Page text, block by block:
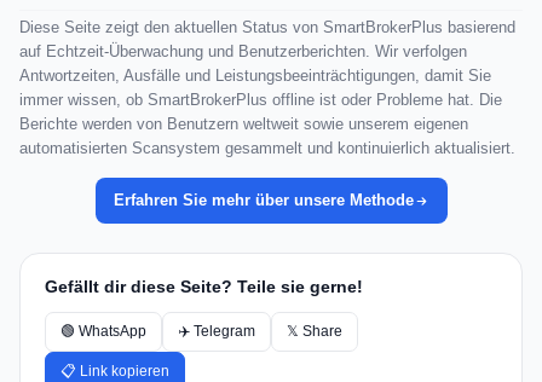
Diese Seite zeigt den aktuellen Status von SmartBrokerPlus basierend
auf Echtzeit-Überwachung und Benutzerberichten. Wir verfolgen
Antwortzeiten, Ausfälle und Leistungsbeeinträchtigungen, damit Sie
immer wissen, ob SmartBrokerPlus offline ist oder Probleme hat. Die
Berichte werden von Benutzern weltweit sowie unserem eigenen
automatisierten Scansystem gesammelt und kontinuierlich aktualisiert.
Erfahren Sie mehr über unsere Methode
Gefällt dir diese Seite? Teile sie gerne!
🟢 WhatsApp ✈️ Telegram 𝕏 Share
📋 Link kopieren